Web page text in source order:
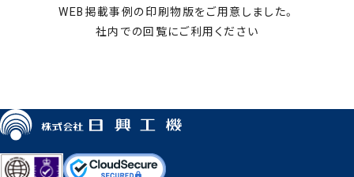
WEB掲載事例の印刷物版をご用意しました。
社内での回覧にご利用ください